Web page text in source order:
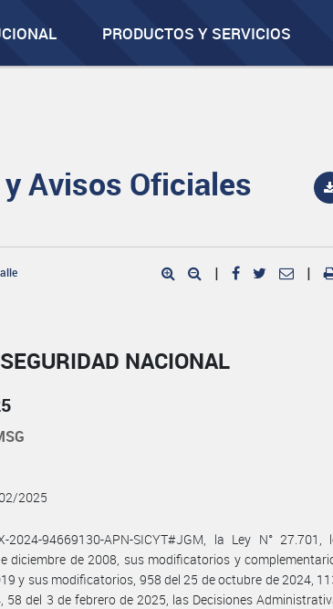
PRODUCTOS Y SERVICIOS
Avisos Oficiales
| |
NACIONAL
2025
2024-94669130-APN-SICYT#JGM, la Ley N° 27.701,
diciembre de 2008, sus modificatorios y
y sus modificatorios, 958 del 25 de octubre de 2024,
58 del 3 de febrero de 2025, las Decisiones